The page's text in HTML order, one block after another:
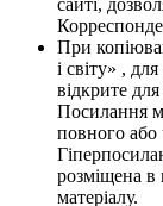
При
і світу» ,
відкрите
Посилання
повного або
розміщена в
матеріалу.